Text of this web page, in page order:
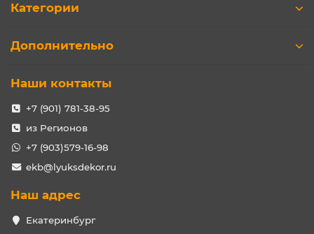
Категории
Дополнительно
Наши контакты
+7 (901) 781-38-95
из Регионов
+7 (903)579-16-98
ekb@lyuksdekor.ru
Наш адрес
Екатеринбург